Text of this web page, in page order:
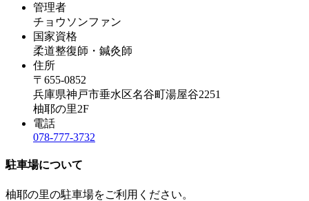
管理者
チョウソンファン
国家資格
柔道整復師・鍼灸師
住所
〒655-0852
兵庫県神戸市垂水区名谷町湯屋谷2251
柚耶の里2F
電話
078-777-3732
駐車場について
柚耶の里の駐車場をご利用ください。